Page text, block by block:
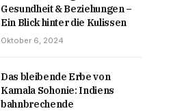
Gesundheit & Beziehungen –
Ein Blick hinter die Kulissen
Oktober 6, 2024
Das bleibende Erbe von
Kamala Sohonie: Indiens
bahnbrechende